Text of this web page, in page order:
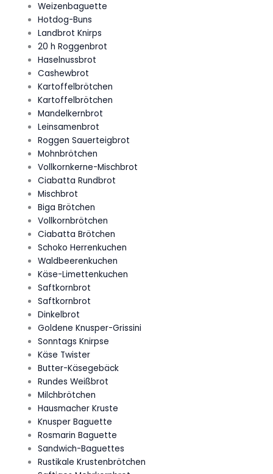
Weizenbaguette
Hotdog-Buns
Landbrot Knirps
20 h Roggenbrot
Haselnussbrot
Cashewbrot
Kartoffelbrötchen
Kartoffelbrötchen
Mandelkernbrot
Leinsamenbrot
Roggen Sauerteigbrot
Mohnbrötchen
Vollkornkerne-Mischbrot
Ciabatta Rundbrot
Mischbrot
Biga Brötchen
Vollkornbrötchen
Ciabatta Brötchen
Schoko Herrenkuchen
Waldbeerenkuchen
Käse-Limettenkuchen
Saftkornbrot
Saftkornbrot
Dinkelbrot
Goldene Knusper-Grissini
Sonntags Knirpse
Käse Twister
Butter-Käsegebäck
Rundes Weißbrot
Milchbrötchen
Hausmacher Kruste
Knusper Baguette
Rosmarin Baguette
Sandwich-Baguettes
Rustikale Krustenbrötchen